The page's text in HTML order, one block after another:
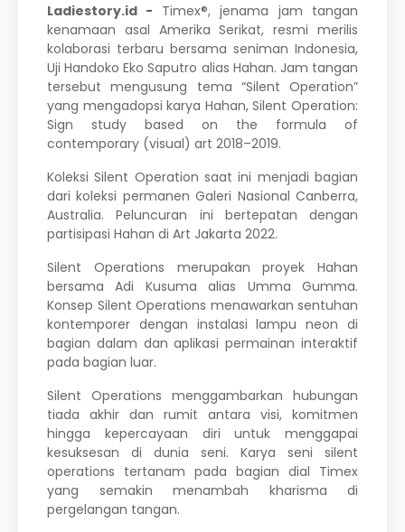
Ladiestory.id - Timex®, jenama jam tangan
kenamaan asal Amerika Serikat, resmi merilis
kolaborasi terbaru bersama seniman Indonesia,
Uji Handoko Eko Saputro alias Hahan. Jam tangan
tersebut mengusung tema “Silent Operation”
yang mengadopsi karya Hahan, Silent Operation:
Sign study based on the formula of
contemporary (visual) art 2018–2019.
Koleksi Silent Operation saat ini menjadi bagian
dari koleksi permanen Galeri Nasional Canberra,
Australia. Peluncuran ini bertepatan dengan
partisipasi Hahan di Art Jakarta 2022.
Silent Operations merupakan proyek Hahan
bersama Adi Kusuma alias Umma Gumma.
Konsep Silent Operations menawarkan sentuhan
kontemporer dengan instalasi lampu neon di
bagian dalam dan aplikasi permainan interaktif
pada bagian luar.
Silent Operations menggambarkan hubungan
tiada akhir dan rumit antara visi, komitmen
hingga kepercayaan diri untuk menggapai
kesuksesan di dunia seni. Karya seni silent
operations tertanam pada bagian dial Timex
yang semakin menambah kharisma di
pergelangan tangan.